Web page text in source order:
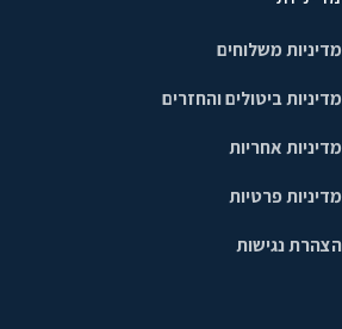
מדיניות משלוחים
מדיניות ביטולים והחזרים
מדיניות אחריות
מדיניות פרטיות
הצהרת נגישות